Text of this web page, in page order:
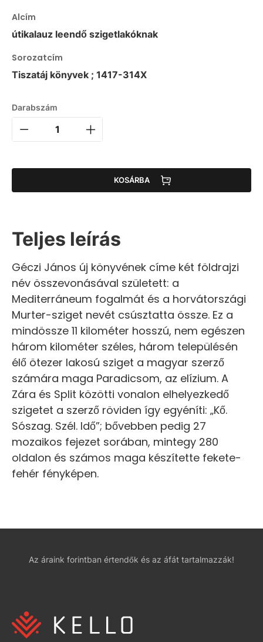
Alcím
útikalauz leendő szigetlakóknak
Sorozatcím
Tiszatáj könyvek ; 1417-314X
Darabszám
KOSÁRBA
Teljes leírás
Géczi János új könyvének címe két földrajzi
név összevonásával született: a
Mediterráneum fogalmát és a horvátországi
Murter-sziget nevét csúsztatta össze. Ez a
mindössze 11 kilométer hosszú, nem egészen
három kilométer széles, három településén
élő ötezer lakosú sziget a magyar szerző
számára maga Paradicsom, az elízium. A
Zára és Split közötti vonalon elhelyezkedő
szigetet a szerző röviden így egyéníti: „Kő.
Sószag. Szél. Idő”; bővebben pedig 27
mozaikos fejezet sorában, mintegy 280
oldalon és számos maga készítette fekete-
fehér fényképen.
Az áraink forintban értendők és az áfát tartalmazzák!